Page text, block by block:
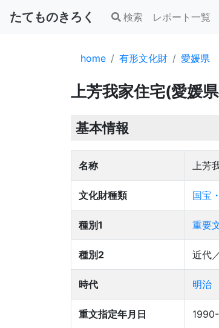
たてものきろく 検索 レポート一覧
home 有形文化財 愛媛県
上芳我家住宅(愛媛
基本情報
名称 上芳
文化財種類 国宝
種別1 重要
種別2 近代
時代 明治
重文指定年月日